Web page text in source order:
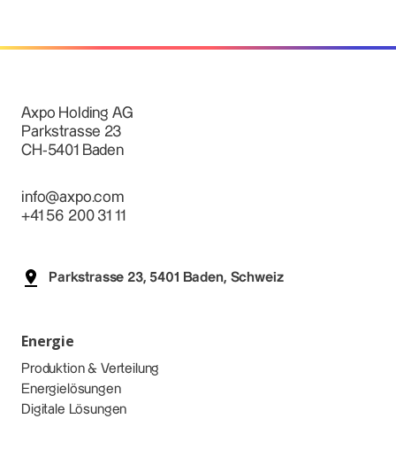
Axpo Holding AG
Parkstrasse 23
CH-5401 Baden
info@axpo.com
+41 56 200 31 11
Parkstrasse 23, 5401 Baden, Schweiz
Energie
Produktion & Verteilung
Energielösungen
Digitale Lösungen